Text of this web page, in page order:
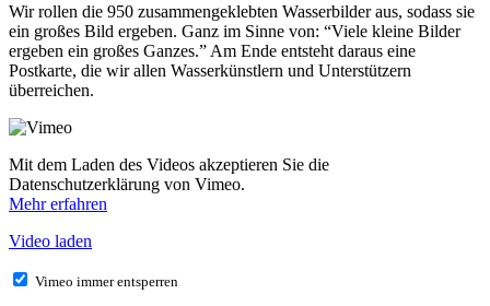
Wir rollen die 950 zusammengeklebten Wasserbilder aus, sodass sie
ein großes Bild ergeben. Ganz im Sinne von: “Viele kleine Bilder
ergeben ein großes Ganzes.” Am Ende entsteht daraus eine
Postkarte, die wir allen Wasserkünstlern und Unterstützern
überreichen.
Mit dem Laden des Videos akzeptieren Sie die
Datenschutzerklärung von Vimeo.
Mehr erfahren
Video laden
Vimeo immer entsperren